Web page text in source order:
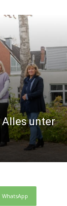
Alles unter
WhatsApp